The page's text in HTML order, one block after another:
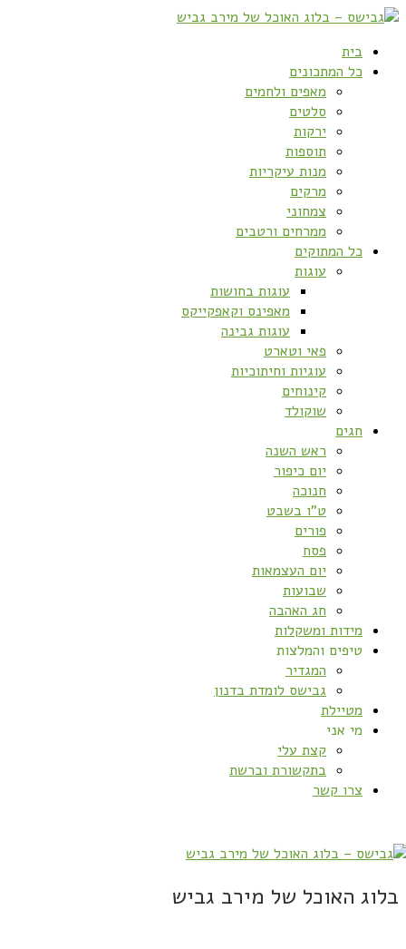
בית
כל המתכונים
מאפים ולחמים
סלטים
ירקות
תוספות
מנות עיקריות
מרקים
צמחוני
ממרחים ורטבים
כל המתוקים
עוגות
עוגות בחושות
מאפינס וקאפקייקס
עוגות גבינה
פאי וטארט
עוגיות וחיתוכיות
קינוחים
שוקולד
חגים
ראש השנה
יום כיפור
חנוכה
ט”ו בשבט
פורים
פסח
יום העצמאות
שבועות
חג האהבה
מידות ומשקלות
טיפים והמלצות
המגדיר
גבישס לומדת בדנון
מטיילת
מי אני
קצת עלי
בתקשורת וברשת
צרו קשר
בלוג האוכל של מירב גביש